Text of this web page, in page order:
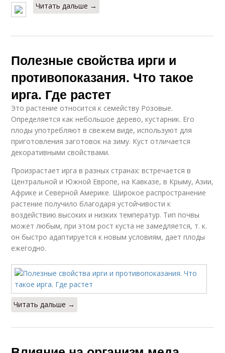
Читать дальше →
Полезные свойства ирги и
противопоказания. Что такое
ирга. Где растет
Это растение относится к семейству Розовые.
Определяется как небольшое дерево, кустарник. Его
плоды употребляют в свежем виде, используют для
приготовления заготовок на зиму. Куст отличается
декоративными свойствами.
Произрастает ирга в разных странах: встречается в
Центральной и Южной Европе, на Кавказе, в Крыму, Азии,
Африке и Северной Америке. Широкое распространение
растение получило благодаря устойчивости к
воздействию высоких и низких температур. Тип почвы
может любым, при этом рост куста не замедляется, т. к.
он быстро адаптируется к новым условиям, дает плоды
ежегодно.
Читать дальше →